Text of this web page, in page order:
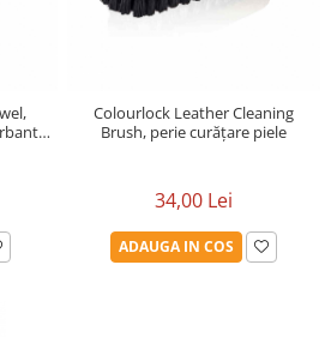
Colourlock Leather Cleaning
Brush, perie curățare piele
34,00 Lei
ADAUGA IN COS